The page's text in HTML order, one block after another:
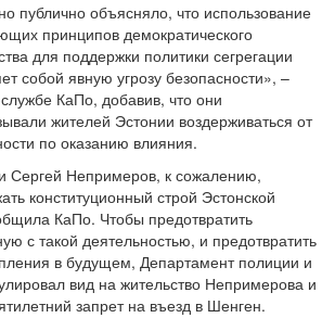
публично объясняло, что использование
принципов демократического
для поддержки политики сегрегации
собой явную угрозу безопасности», –
КаПо, добавив, что они
жителей Эстонии воздерживаться от
по оказанию влияния.
Сергей Непримеров, к сожалению,
конституционный строй Эстонской
КаПо. Чтобы предотвратить
с такой деятельностью, и предотвратить
в будущем, Департамент полиции и
вид на жительство Непримерова и
запрет на въезд в Шенген.